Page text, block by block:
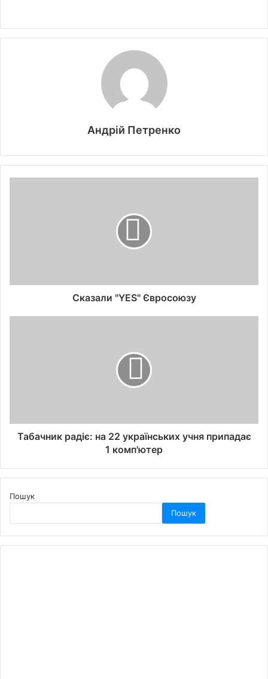
Андрій Петренко
Сказали "YES" Євросоюзу
Табачник радіє: на 22 українських учня припадає
1 комп'ютер
Пошук
Пошук